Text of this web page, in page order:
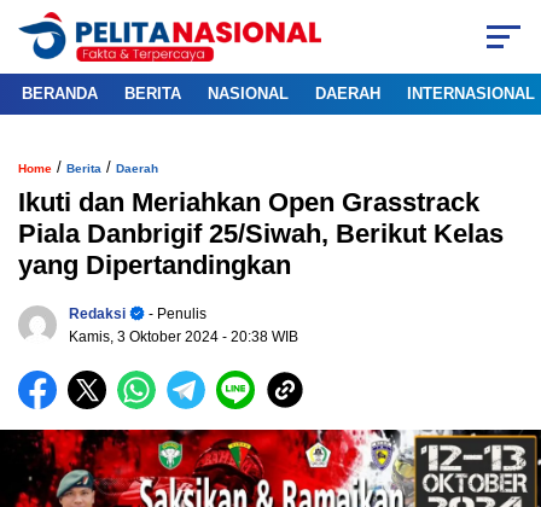
BERANDA BERITA NASIONAL DAERAH INTERNASIONAL
Home / Berita / Daerah
Ikuti dan Meriahkan Open Grasstrack
Piala Danbrigif 25/Siwah, Berikut Kelas
yang Dipertandingkan
Redaksi
- Penulis
Kamis, 3 Oktober 2024 - 20:38 WIB